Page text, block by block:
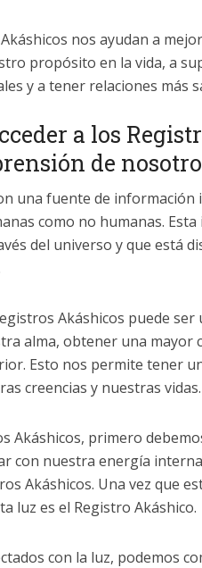
nos ayudan a
propósito en la vida, a
y a tener relaciones más
a los
de
una fuente de
como no humanas.
del universo y que está
Akáshicos puede
alma, obtener una
Esto nos permite tener
creencias y nuestras vidas.
Akáshicos, primero
con nuestra energía
Akáshicos. Una vez que
luz es el Registro Akáshico.
con la luz, podemos